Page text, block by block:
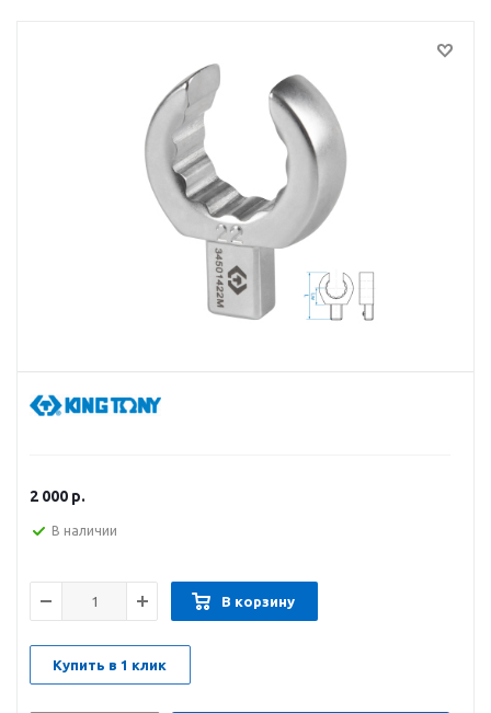
2 000 р.
В наличии
В корзину
Купить в 1 клик